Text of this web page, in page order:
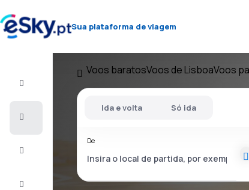
Sua plataforma de viagem
Voos baratosVoos de LisboaVoos
Ida e volta Só ida
De